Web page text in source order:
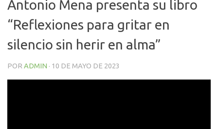
Antonio Mena presenta su libro
“Reflexiones para gritar en
silencio sin herir en alma”
POR ADMIN · 10 DE MAYO DE 2023